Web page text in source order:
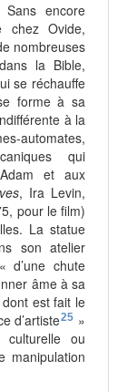
Sans encore
Ovide,
nombreuses
la Bible,
se réchauffe
forme à sa
à la
automates,
qui
et aux
, Ira Levin,
pour le film)
La statue
son atelier
chute
âme à sa
est fait le
d’artiste25 »
culturelle ou
manipulation